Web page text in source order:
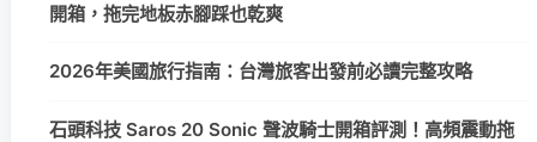
開箱，拖完地板赤腳踩也乾爽
2026年美國旅行指南：台灣旅客出發前必讀完整攻略
石頭科技 Saros 20 Sonic 聲波騎士開箱評測！高頻震動拖